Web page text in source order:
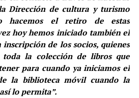
Dirección de cultura y turismo
hacemos el retiro de estas
hoy hemos iniciado también el
de los socios, quienes
toda la colección de libros que
para cuando ya iniciamos el
la biblioteca móvil cuando la
lo permita”.